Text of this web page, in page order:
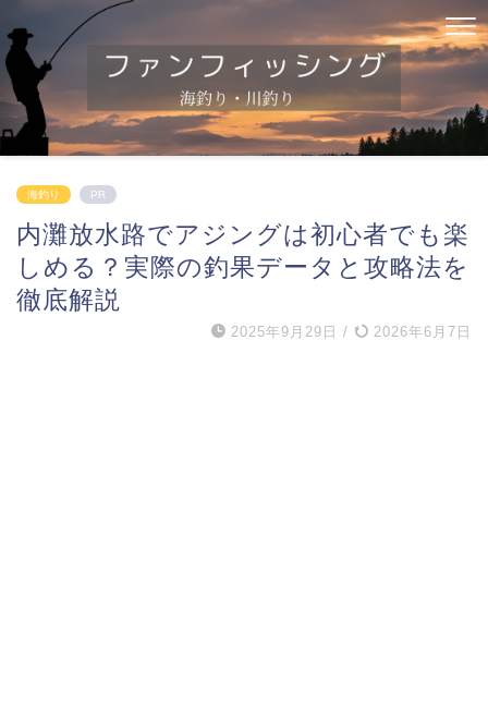
海釣り PR
内灘放水路でアジングは初心者でも楽
しめる？実際の釣果データと攻略法を
徹底解説
2025年9月29日 / 2026年6月7日